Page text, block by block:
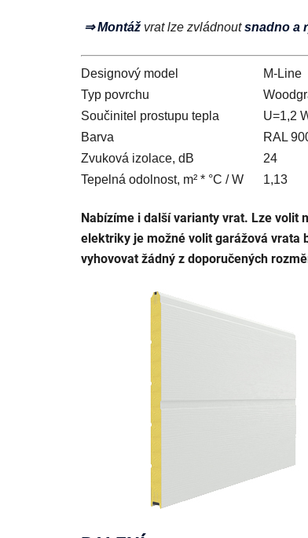
⇒ Montáž vrat lze zvládnoutsnadno a
Designový model
M-Line
Typ povrchu
Součinitel prostupu tepla
U=1,2
Barva
RAL
Zvuková izolace, dB
24
Tepelná odolnost, m² * °C / W
1,13
Nabízíme i další varianty vrat. Lze volit
elektriky je možné volit garážová vrata
vyhovovat žádný z doporučených